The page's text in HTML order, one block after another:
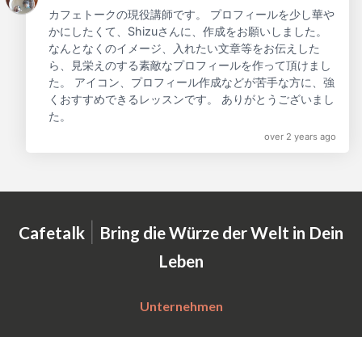
カフェトークの現役講師です。 プロフィールを少し華や
かにしたくて、Shizuさんに、作成をお願いしました。
なんとなくのイメージ、入れたい文章等をお伝えした
ら、見栄えのする素敵なプロフィールを作って頂けまし
た。 アイコン、プロフィール作成などが苦手な方に、強
くおすすめできるレッスンです。 ありがとうございまし
た。
over 2 years ago
Cafetalk | Bring die Würze der Welt in Dein
Leben
Unternehmen